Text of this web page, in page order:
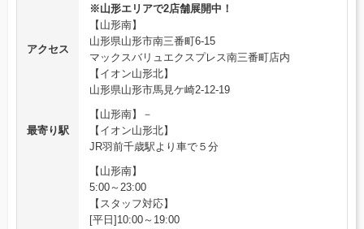
アクセス
※山形エリアで2店舗展開中！
【山形南】
山形県山形市南三番町6-15
マックスバリュエクスプレス南三番町店内
【イオン山形北】
山形県山形市馬見ケ崎2-12-19
最寄り駅
【山形南】－
【イオン山形北】
JR羽前千歳駅より車で５分
【山形南】
5:00～23:00
【スタッフ対応】
[平日]10:00～19:00